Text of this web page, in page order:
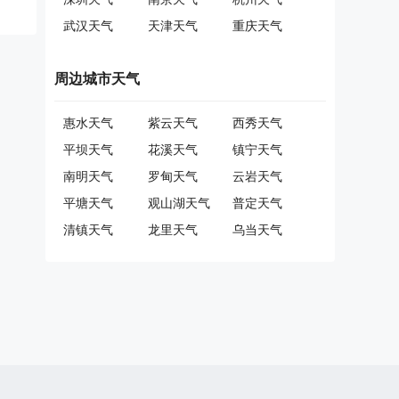
武汉天气
天津天气 重庆天气
周边城市天气
惠水天气 紫云天气
西秀天气
平坝天气
花溪天气
镇宁天气
南明天气
罗甸天气
云岩天气
平塘天气
观山湖天气
普定天气
清镇天气
龙里天气 乌当天气